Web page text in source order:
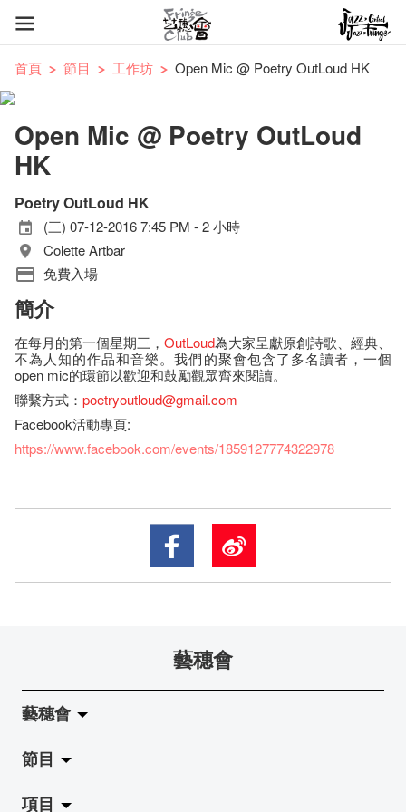
首頁 節目 工作坊 Open Mic @ Poetry OutLoud HK
Open Mic @ Poetry OutLoud
HK
Poetry OutLoud HK
(三) 07-12-2016 7:45 PM - 2 小時
Colette Artbar
免費入場
簡介
在每月的第一個星期三， OutLoud為大家呈獻原創詩歌、經典、
不為人知的作品和音樂。我們的聚會包含了多名讀者，一個
open mic的環節以歡迎和鼓勵觀眾齊來閱讀。
聯繫方式： poetryoutloud@gmail.com
Facebook活動專頁:
https://www.facebook.com/events/1859127774322978
藝穗會
藝穗會
關於藝穗會
藝穗會的演化
節目
拉闊
項目